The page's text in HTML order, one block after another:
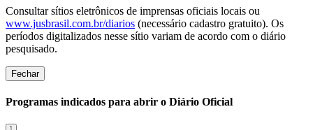
Consultar sítios eletrônicos de imprensas oficiais locais ou
www.jusbrasil.com.br/diarios (necessário cadastro gratuito). Os
períodos digitalizados nesse sítio variam de acordo com o diário
pesquisado.
Fechar
Programas indicados para abrir o Diário Oficial